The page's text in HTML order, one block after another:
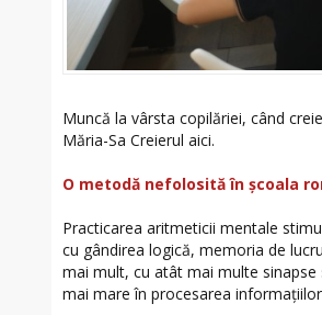
Muncă la vârsta copilăriei, când
Măria-Sa Creierul aici.
O metodă nefolosită în școala
Practicarea aritmeticii mentale
cu gândirea logică, memoria de
mai mult, cu atât mai multe
mai mare în procesarea